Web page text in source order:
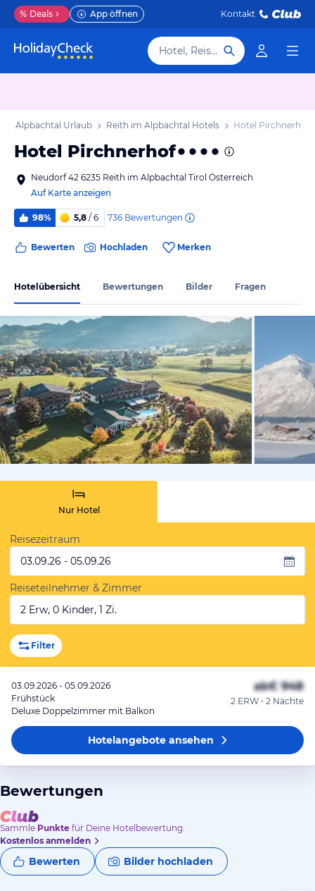
% Deals App öffnen Kontakt
Hotel, Reiseziel
im Alpbachtal Urlaub Reith im Alpbachtal Hotels Hotel Pirchnerhof
Hotel Pirchnerhof
Neudorf 42 6235 Reith im Alpbachtal Tirol Österreich
Auf Karte anzeigen
98% 5,8 / 6 736 Bewertungen
Bewerten Hochladen Merken
Hotelübersicht Bewertungen Bilder Fragen
vom
Nur Hotel
Reisezeitraum
03.09.26 - 05.09.26
Reiseteilnehmer & Zimmer
2 Erw, 0 Kinder, 1 Zi.
Filter
03.09.2026 - 05.09.2026
Frühstück
Deluxe Doppelzimmer mit Balkon
ab€ 948
2 ERW • 2 Nächte
Hotelangeboteansehen
Bewertungen
Sammle Punkte für Deine Hotelbewertung.
Kostenlos anmelden
Bewerten Bilder hochladen